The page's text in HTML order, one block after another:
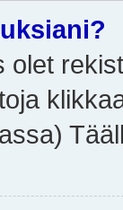
olet